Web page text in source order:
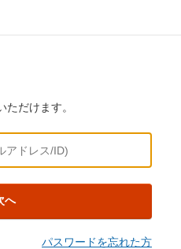
だけます。
へ
パスワードを忘れた方